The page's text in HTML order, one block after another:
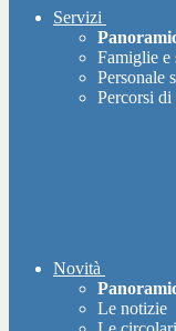
Servizi
Famiglie e
Personale
Percorsi di
Novità
Le notizie